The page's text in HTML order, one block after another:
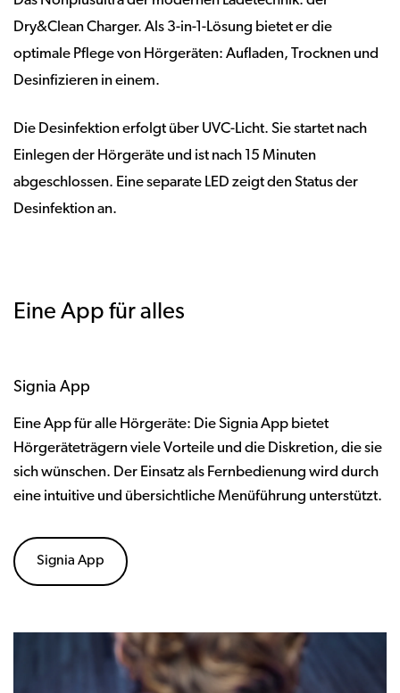
Dry&Clean Charger. Als 3-in-1-Lösung bietet er die
optimale Pflege von Hörgeräten: Aufladen, Trocknen und
Desinfizieren in einem.
Die Desinfektion erfolgt über UVC-Licht. Sie startet nach
Einlegen der Hörgeräte und ist nach 15 Minuten
abgeschlossen. Eine separate LED zeigt den Status der
Desinfektion an.
Eine App für alles
Signia App
Eine App für alle Hörgeräte: Die Signia App bietet
Hörgeräteträgern viele Vorteile und die Diskretion, die sie
sich wünschen. Der Einsatz als Fernbedienung wird durch
eine intuitive und übersichtliche Menüführung unterstützt.
Signia App